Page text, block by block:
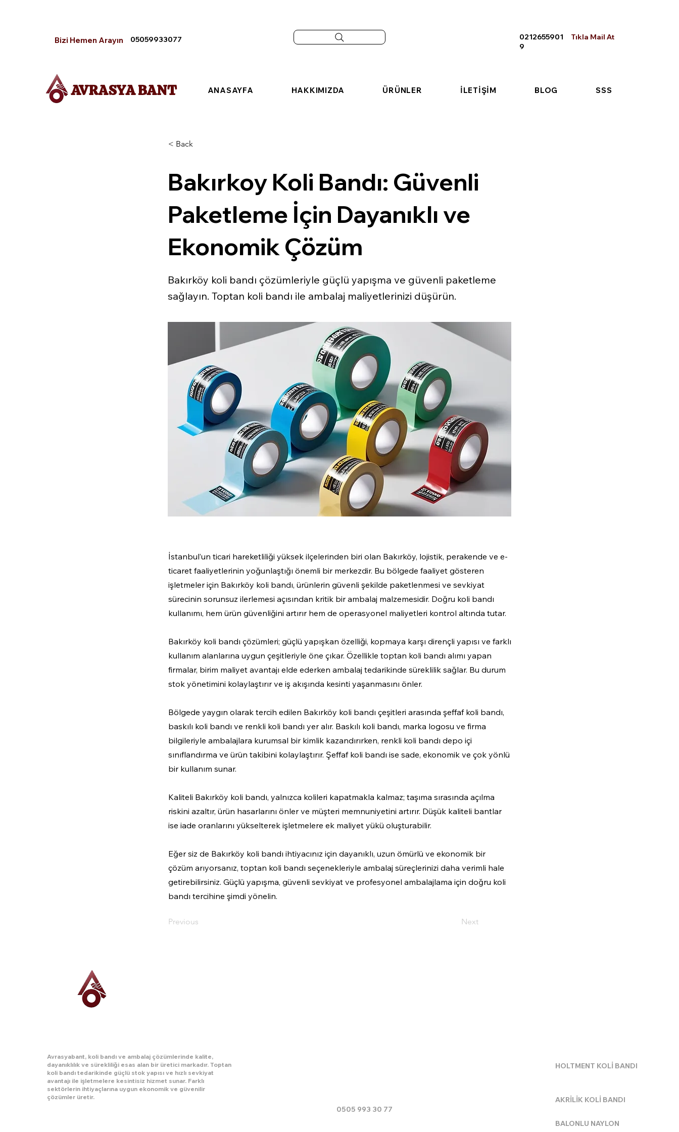
Bizi Hemen Arayın 05059933077
AVRASYA BANT
0212655901
9
Tıkla Mail At
ANASAYFA HAKKIMIZDA ÜRÜNLER İLETİŞİM BLOG SSS
< Back
Bakırkoy Koli Bandı: Güvenli
Paketleme İçin Dayanıklı ve
Ekonomik Çözüm
Bakırköy koli bandı çözümleriyle güçlü yapışma ve güvenli paketleme
sağlayın. Toptan koli bandı ile ambalaj maliyetlerinizi düşürün.
İstanbul’un ticari hareketliliği yüksek ilçelerinden biri olan Bakırköy, lojistik, perakende ve e-
ticaret faaliyetlerinin yoğunlaştığı önemli bir merkezdir. Bu bölgede faaliyet gösteren
işletmeler için Bakırköy koli bandı, ürünlerin güvenli şekilde paketlenmesi ve sevkiyat
sürecinin sorunsuz ilerlemesi açısından kritik bir ambalaj malzemesidir. Doğru koli bandı
kullanımı, hem ürün güvenliğini artırır hem de operasyonel maliyetleri kontrol altında tutar.
Bakırköy koli bandı çözümleri; güçlü yapışkan özelliği, kopmaya karşı dirençli yapısı ve farklı
kullanım alanlarına uygun çeşitleriyle öne çıkar. Özellikle toptan koli bandı alımı yapan
firmalar, birim maliyet avantajı elde ederken ambalaj tedarikinde süreklilik sağlar. Bu durum
stok yönetimini kolaylaştırır ve iş akışında kesinti yaşanmasını önler.
Bölgede yaygın olarak tercih edilen Bakırköy koli bandı çeşitleri arasında şeffaf koli bandı,
baskılı koli bandı ve renkli koli bandı yer alır. Baskılı koli bandı, marka logosu ve firma
bilgileriyle ambalajlara kurumsal bir kimlik kazandırırken, renkli koli bandı depo içi
sınıflandırma ve ürün takibini kolaylaştırır. Şeffaf koli bandı ise sade, ekonomik ve çok yönlü
bir kullanım sunar.
Kaliteli Bakırköy koli bandı, yalnızca kolileri kapatmakla kalmaz; taşıma sırasında açılma
riskini azaltır, ürün hasarlarını önler ve müşteri memnuniyetini artırır. Düşük kaliteli bantlar
ise iade oranlarını yükselterek işletmelere ek maliyet yükü oluşturabilir.
Eğer siz de Bakırköy koli bandı ihtiyacınız için dayanıklı, uzun ömürlü ve ekonomik bir
çözüm arıyorsanız, toptan koli bandı seçenekleriyle ambalaj süreçlerinizi daha verimli hale
getirebilirsiniz. Güçlü yapışma, güvenli sevkiyat ve profesyonel ambalajlama için doğru koli
bandı tercihine şimdi yönelin.
Previous Next
Avrasyabant, koli bandı ve ambalaj çözümlerinde kalite,
dayanıklılık ve sürekliliği esas alan bir üretici markadır. Toptan
koli bandı tedarikinde güçlü stok yapısı ve hızlı sevkiyat
avantajı ile işletmelere kesintisiz hizmet sunar. Farklı
sektörlerin ihtiyaçlarına uygun ekonomik ve güvenilir
çözümler üretir.
0505 993 30 77
HOLTMENT KOLİ BANDI
AKRİLİK KOLİ BANDI
BALONLU NAYLON